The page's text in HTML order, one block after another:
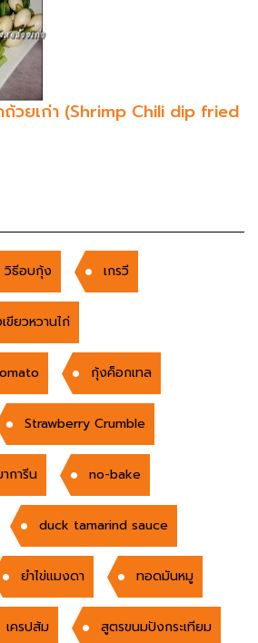
วยเก่า (Shrimp Chili dip fried
วิธีอบกุ้ง เกรวี
ยวหวานไก่
กุ้งค็อกเทล
Strawberry Crumble
การีน no-bake
duck tamarind sauce
ยำไข่แมงดา ทอดมันหมู
เครปส้ม สูตรขนมปังกระเทียม